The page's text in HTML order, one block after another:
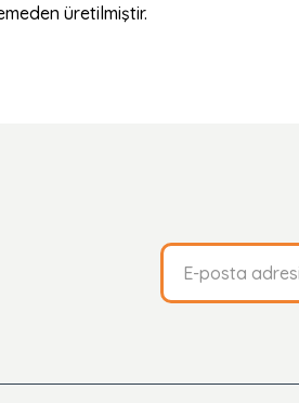
üretilmiştir.